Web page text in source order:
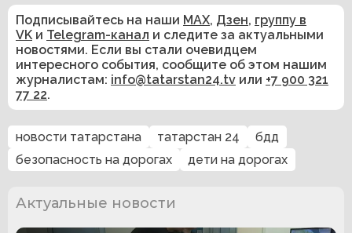
Подписывайтесь на наши MAX, Дзен, группу в
VK и Telegram-канал и следите за актуальными
новостями. Если вы стали очевидцем
интересного события, сообщите об этом нашим
журналистам: info@tatarstan24.tv или +7 900 321
77 22.
новости татарстана татарстан 24
бдд
безопасность на дорогах
дети на дорогах
Актуальные новости